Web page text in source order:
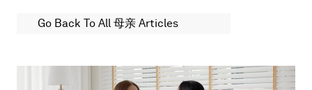
Go Back To All 母亲 Articles